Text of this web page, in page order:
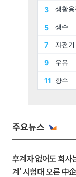
주요뉴스
후계자 없어도 회사
계’ 시험대 오른 中